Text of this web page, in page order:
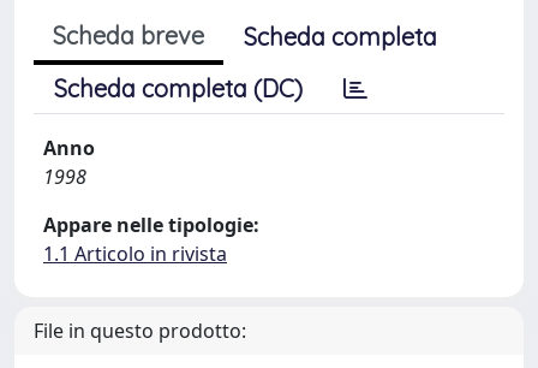
Scheda breve
Scheda completa
Scheda completa (DC)
Anno
1998
Appare nelle tipologie:
1.1 Articolo in rivista
File in questo prodotto: